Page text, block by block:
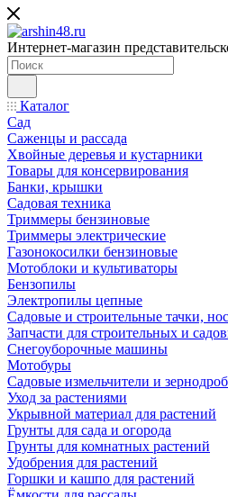
Интернет-магазин
Каталог
Сад
Саженцы и рассада
Хвойные деревья и кустарники
Товары для консервирования
Банки, крышки
Садовая техника
Триммеры бензиновые
Триммеры электрические
Газонокосилки бензиновые
Мотоблоки и культиваторы
Бензопилы
Электропилы цепные
Садовые и строительные тачки,
Запчасти для строительных и
Снегоуборочные машины
Мотобуры
Садовые измельчители и
Уход за растениями
Укрывной материал для растений
Грунты для сада и огорода
Грунты для комнатных растений
Удобрения для растений
Горшки и кашпо для растений